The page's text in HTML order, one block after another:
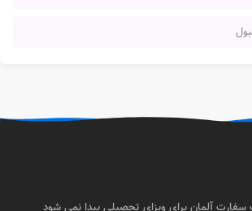
سفارت آلمان برای ویزای تحصیلی پیدا نمی شود